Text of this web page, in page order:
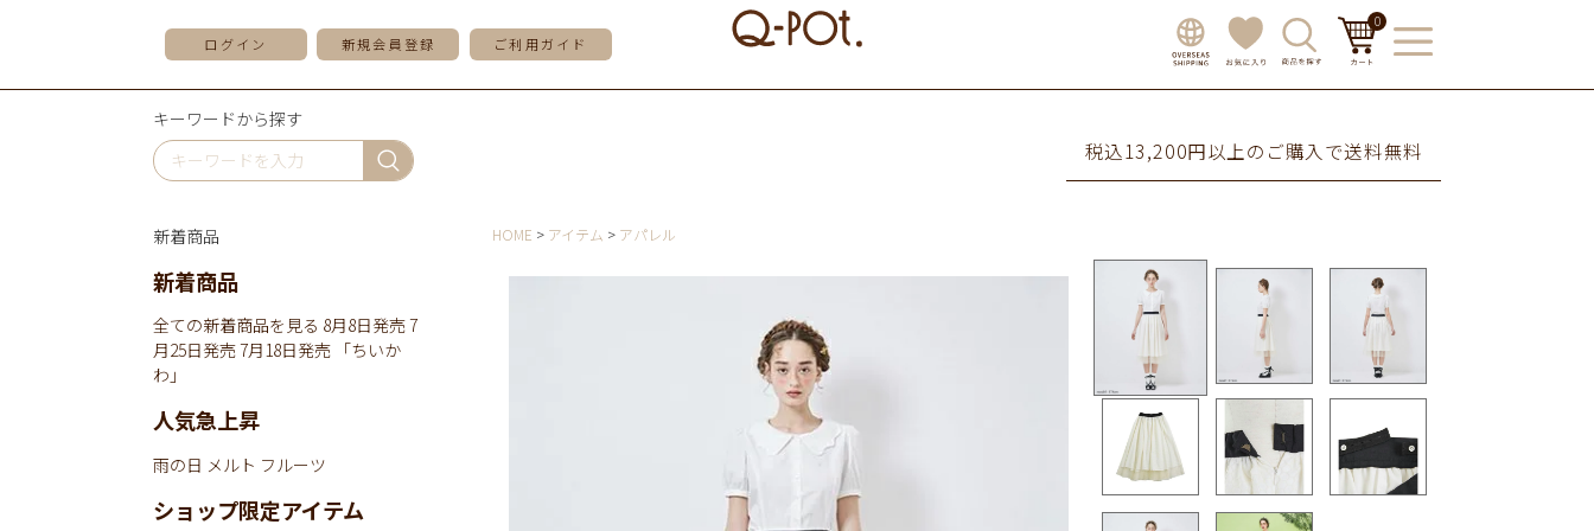
ログイン 新規会員登録 ご利用ガイド
0
キーワードから探す
税込13,200円以上のご購入で送料無料
HOME アイテム アパレル
新着商品
新着商品
全ての新着商品を見る 8月8日発売7
月25日発売7月18日発売 「ちいか
わ」
人気急上昇
雨の日 メルト フルーツ
ショップ限定アイテム